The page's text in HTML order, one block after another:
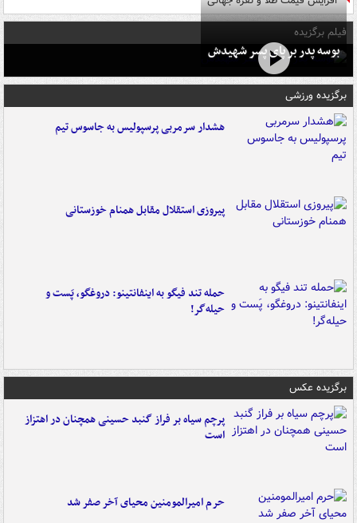
فیلم برگزیده
بوسه‌ پدر بر پای پسر شهیدش
برگزیده ورزشی
هشدار سرمربی پرسپولیس به جاسوس تیم
پیروزی استقلال مقابل همنام خوزستانی
حمله تند فیگو به اینفانتینو: دروغگو، پَست‌ و
حیله‌گر!
برگزیده عکس
پرچم سیاه بر فراز گنبد حسینی همچنان در اهتزاز
است
حرم امیرالمومنین محیای آخر صفر شد